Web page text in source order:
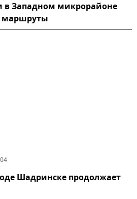
в Западном микрорайоне
маршруты
Шадринске продолжает